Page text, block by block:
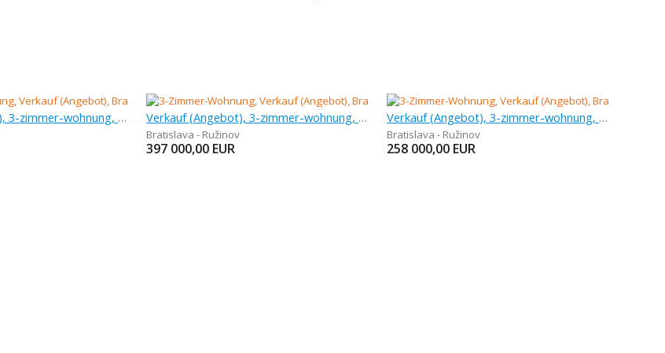
Verkauf (Angebot), 3-zimmer-wohnung, 68 m Verkauf (Angebot), 3-zimmer-wohnung, 74,25 m
Bratislava - Ružinov
397 000,00 EUR
Verkauf (Angebot), 3-zimmer-wohnung, 80 m
Bratislava - Ružinov
258 000,00 EUR